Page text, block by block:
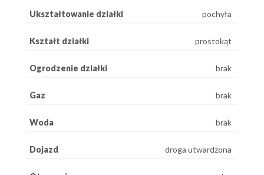
Ukształtowanie działki pochyła
Kształt działki prostokąt
Ogrodzenie działki brak
Gaz brak
Woda brak
Dojazd droga utwardzona